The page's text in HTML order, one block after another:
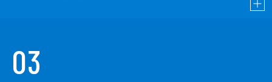
03